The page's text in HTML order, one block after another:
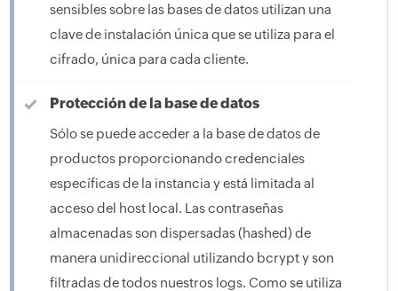
sensibles sobre las bases de datos utilizan una
clave de instalación única que se utiliza para el
cifrado, única para cada cliente.
Protección de la base de datos
Sólo se puede acceder a la base de datos de
productos proporcionando credenciales
específicas de la instancia y está limitada al
acceso del host local. Las contraseñas
almacenadas son dispersadas (hashed) de
manera unidireccional utilizando bcrypt y son
filtradas de todos nuestros logs. Como se utiliza